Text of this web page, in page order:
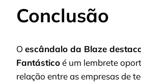
Conclusão
O escândalo da Blaze
Fantásticoé um lembrete
relação entre as empresas de